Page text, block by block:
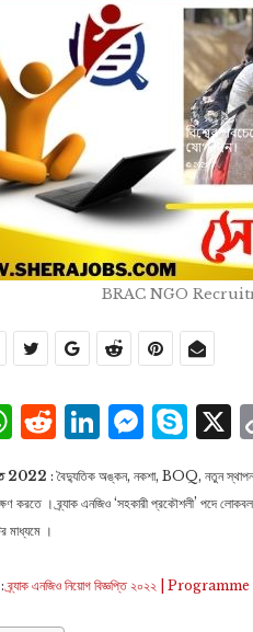
BRAC NGO
WhatsApp
Reddit
2022 : বৈদ্যুতিক অঙ্কন, নকশা, BOQ, নতুন স্থাপনার
করতে । ব্র্যাক এনজিও ‘সহকারী প্রকৌশলী’ পদে
মাধ্যমে ।
:ব্র্যাক এনজিও নিয়োগ বিজ্ঞপ্তি ২০২২ |